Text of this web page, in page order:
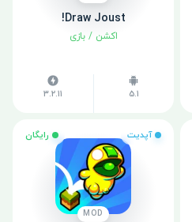
Draw Joust!
اکشن /بازی
5.1
3.2.11
آپدیت رایگان
MOD